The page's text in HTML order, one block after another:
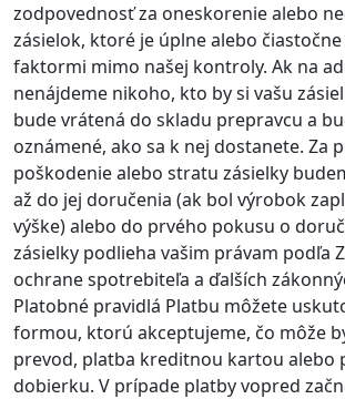
zodpovednosť za oneskorenie alebo
zásielok, ktoré je úplne alebo
faktormi mimo našej kontroly. Ak na
nenájdeme nikoho, kto by si vašu
bude vrátená do skladu prepravcu a
oznámené, ako sa k nej dostanete. Za
poškodenie alebo stratu zásielky
až do jej doručenia (ak bol výrobok
výške) alebo do prvého pokusu o
zásielky podlieha vašim právam podľa
ochrane spotrebiteľa a ďalších
Platobné pravidlá Platbu môžete
formou, ktorú akceptujeme, čo môže
prevod, platba kreditnou kartou alebo
dobierku. V prípade platby vopred